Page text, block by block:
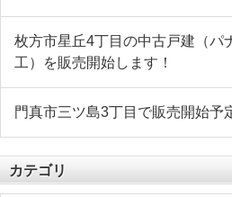
枚方市星丘4丁目の中古戸建（パ
工）を販売開始します！
門真市三ツ島3丁目で販売開始予
カテゴリ